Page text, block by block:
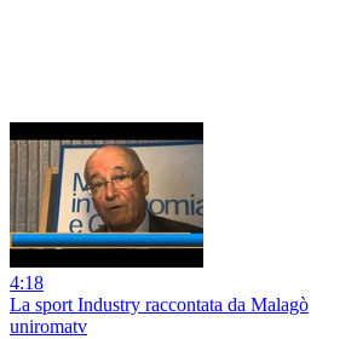
4:18
La sport Industry raccontata da Malagò
uniromatv